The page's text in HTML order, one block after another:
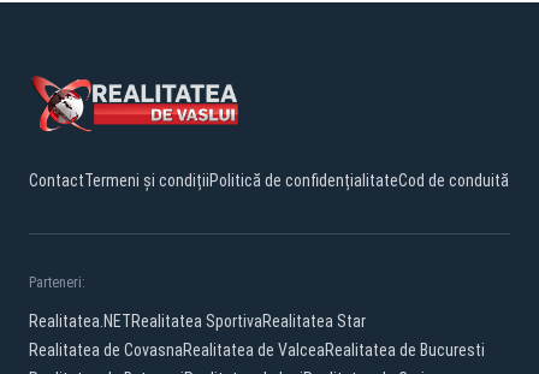
ContactTermeni și condițiiPolitică de confidențialitateCod de conduită
Parteneri:
Realitatea.NETRealitatea SportivaRealitatea Star
Realitatea de CovasnaRealitatea de ValceaRealitatea de Bucuresti